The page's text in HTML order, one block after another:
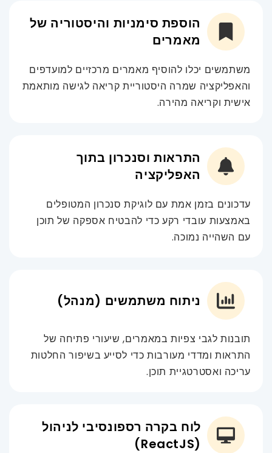
הוספת סימניות והיסטוריה של
מאמרים
משתמשים יכלו להוסיף מאמרים מרכזיים למועדפים
והאפליקציה שמרה היסטוריית קריאה לגישה מותאמת
אישית וקריאה מהירה.
התראות וסנכרון בתוך
האפליקציה
עדכונים בזמן אמת עם לוגיקת סנכרון המטופלים
באמצעות עובדי רקע כדי להבטיח אספקה של תוכן
עם השהייה נמוכה.
ניתוח משתמשים (מנהל)
תובנות לגבי צפיות במאמרים, שיעורי פתיחה של
התראות ומדדי מעורבות כדי לסייע בשיפור החלטות
עריכה ואסטרטגיית תוכן.
לוח בקרה רספונסיבי לניהול
(ReactJS)